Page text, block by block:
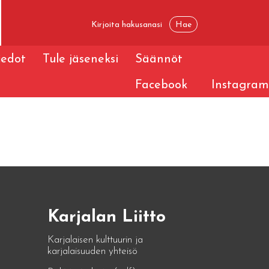
Tule jäseneksi Säännöt
Facebook Instagram
Karjalan Liitto
Karjalaisen kulttuurin ja
karjalaisuuden yhteisö